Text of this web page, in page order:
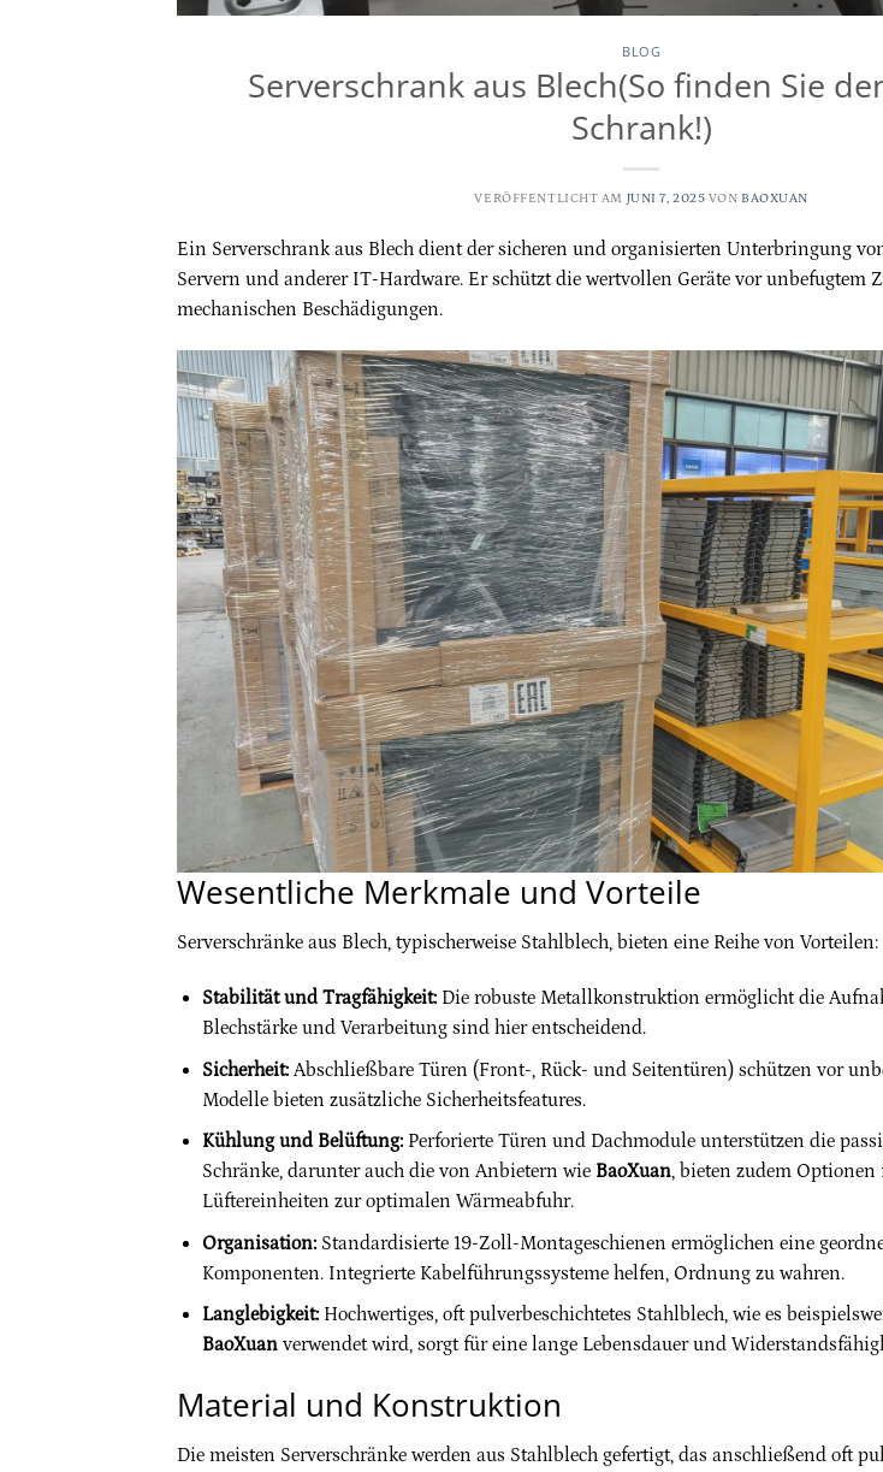
BLOG
Serverschrank aus Blech(So finden Sie
Schrank!)
VERÖFFENTLICHT AM JUNI 7, 2025 VON BAOXUAN
Ein Serverschrank aus Blech dient der sicheren und organisierten Unterbringung
Servern und anderer IT-Hardware. Er schützt die wertvollen Geräte vor unbefugtem
mechanischen Beschädigungen.
Wesentliche Merkmale und Vorteile
Serverschränke aus Blech, typischerweise Stahlblech, bieten eine Reihe von Vorteilen:
Stabilität und Tragfähigkeit:Die robuste Metallkonstruktion ermöglicht die
Blechstärke und Verarbeitung sind hier entscheidend.
Sicherheit:Abschließbare Türen (Front-, Rück- und Seitentüren) schützen vor
Modelle bieten zusätzliche Sicherheitsfeatures.
Kühlung und Belüftung:Perforierte Türen und Dachmodule unterstützen die
Schränke, darunter auch die von Anbietern wie BaoXuan, bieten zudem
Lüftereinheiten zur optimalen Wärmeabfuhr.
Organisation:Standardisierte 19-Zoll-Montageschienen ermöglichen eine
Komponenten. Integrierte Kabelführungssysteme helfen, Ordnung zu wahren.
Langlebigkeit:Hochwertiges, oft pulverbeschichtetes Stahlblech, wie es
BaoXuanverwendet wird, sorgt für eine lange Lebensdauer und
Material und Konstruktion
Die meisten Serverschränke werden aus Stahlblech gefertigt, das anschließend oft